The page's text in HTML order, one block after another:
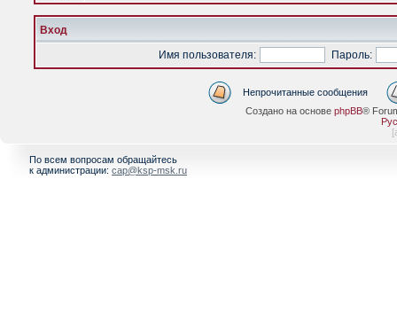
Вход
Имя пользователя:
Пароль:
Непрочитанные сообщения
Создано на основе phpBB®
[
По всем вопросам обращайтесь
к администрации: cap@ksp-msk.ru